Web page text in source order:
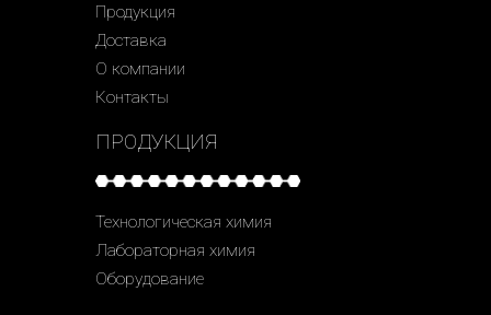
Продукция
Доставка
О компании
Контакты
ПРОДУКЦИЯ
Технологическая химия
Лабораторная химия
Оборудование